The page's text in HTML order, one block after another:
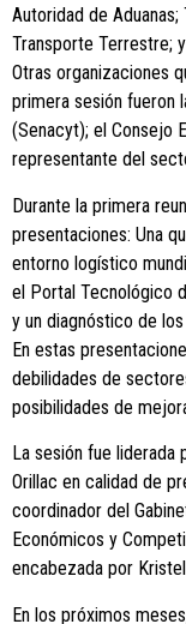
Autoridad de
Transporte Terrestre;
Otras organizaciones
primera sesión fueron
(Senacyt); el Consejo
representante del
Durante la primera
presentaciones: Una
entorno logístico
el Portal Tecnológico
y un diagnóstico de
En estas
debilidades de
posibilidades de
La sesión fue liderada
Orillac en calidad de
coordinador del
Económicos y
encabezada por
En los próximos